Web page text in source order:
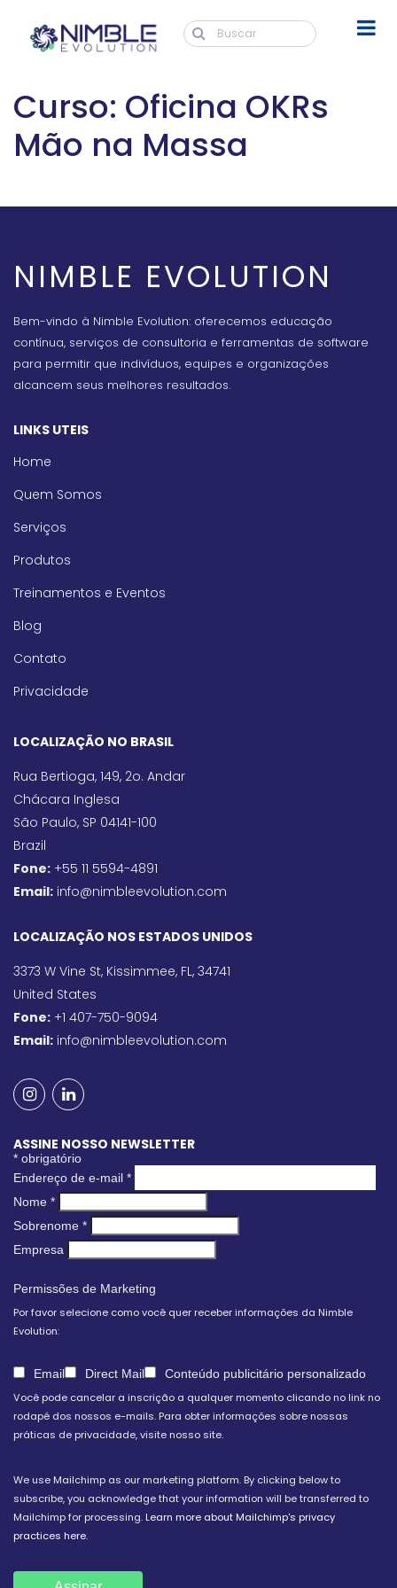
Curso: Oficina OKRs
Mão na Massa
NIMBLE EVOLUTION
Bem-vindo à Nimble Evolution: oferecemos educação
contínua, serviços de consultoria e ferramentas de software
para permitir que indivíduos, equipes e organizações
alcancem seus melhores resultados.
LINKS UTEIS
Home
Quem Somos
Serviços
Produtos
Treinamentos e Eventos
Blog
Contato
Privacidade
LOCALIZAÇÃO NO BRASIL
Rua Bertioga, 149, 2o. Andar
Chácara Inglesa
São Paulo, SP 04141-100
Brazil
Fone: +55 11 5594-4891
Email: info@nimbleevolution.com
LOCALIZAÇÃO NOS ESTADOS UNIDOS
3373 W Vine St, Kissimmee, FL, 34741
United States
Fone: +1 407-750-9094
Email: info@nimbleevolution.com
ASSINE NOSSO NEWSLETTER
* obrigatório
Endereço de e-mail *
Nome *
Sobrenome *
Empresa
Permissões de Marketing
Por favor selecione como você quer receber informações da Nimble
Evolution:
Email Direct Mail
Conteúdo publicitário personalizado
Você pode cancelar a inscrição a qualquer momento clicando no link no
rodapé dos nossos e-mails. Para obter informações sobre nossas
práticas de privacidade, visite nosso site.
We use Mailchimp as our marketing platform. By clicking below to
subscribe, you acknowledge that your information will be transferred to
Mailchimp for processing.Learn more about Mailchimp's privacy
practices here.